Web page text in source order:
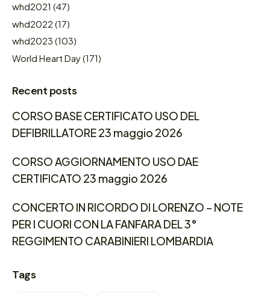
whd2021 (47)
whd2022 (17)
whd2023 (103)
World Heart Day(171)
Recent posts
CORSO BASE CERTIFICATO USO DEL
DEFIBRILLATORE 23 maggio 2026
CORSO AGGIORNAMENTO USO DAE
CERTIFICATO 23 maggio 2026
CONCERTO IN RICORDO DI LORENZO – NOTE
PER I CUORI CON LA FANFARA DEL 3°
REGGIMENTO CARABINIERI LOMBARDIA
Tags